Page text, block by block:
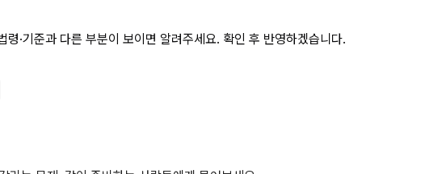
령·기준과 다른 부분이 보이면 알려주세요. 확인 후 반영하겠습니다.